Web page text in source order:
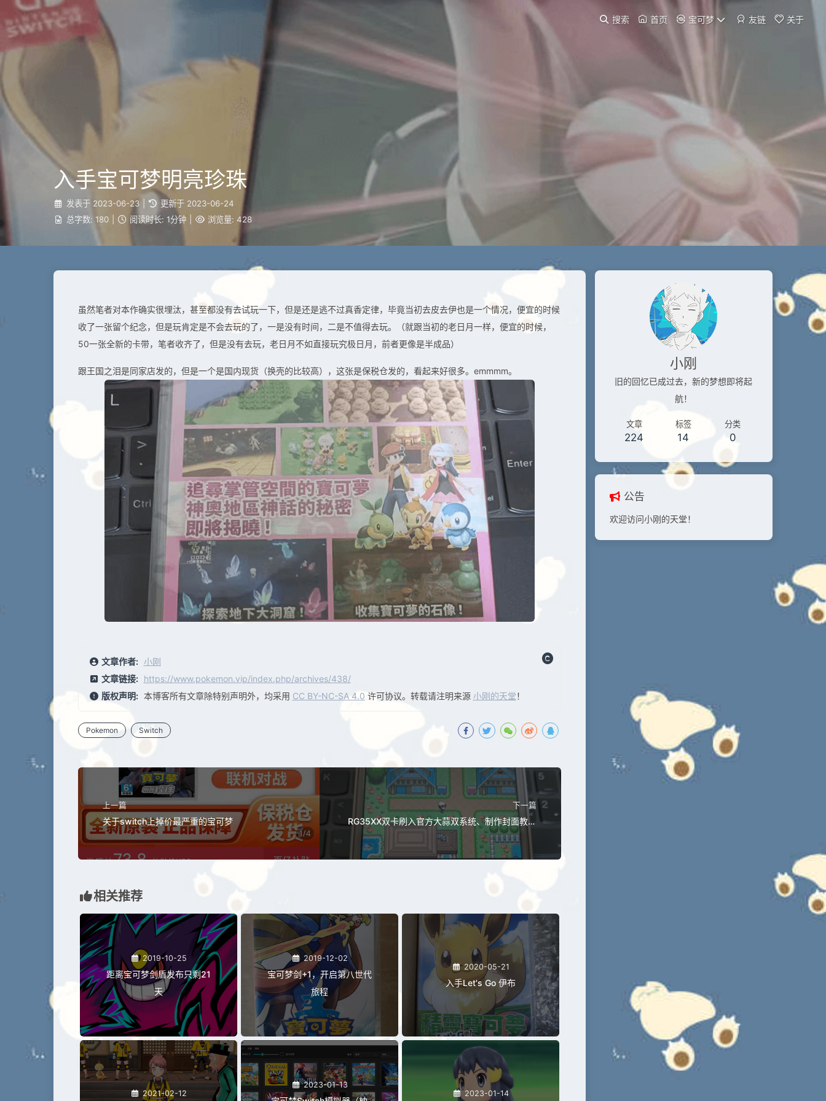
搜索 首页 宝可梦 友链 关于
入手宝可梦明亮珍珠
发表于 2023-06-23 更新于 2023-06-24
总字数: 180 阅读时长: 1分钟 浏览量: 428
虽然笔者对本作确实很埋汰，甚至都没有去试玩一下，但是还是逃不过真香定律，毕竟当初去皮去伊也是一个情况，便宜的时候
收了一张留个纪念，但是玩肯定是不会去玩的了，一是没有时间，二是不值得去玩。（就跟当初的老日月一样，便宜的时候，
50一张全新的卡带，笔者收齐了，但是没有去玩，老日月不如直接玩究极日月，前者更像是半成品）
跟王国之泪是同家店发的，但是一个是国内现货（换壳的比较高），这张是保税仓发的，看起来好很多。emmmm。
文章作者: 小刚
文章链接: https://www.pokemon.vip/index.php/archives/438/
版权声明: 本博客所有文章除特别声明外，均采用 CC BY-NC-SA 4.0 许可协议。转载请注明来源 小刚的天堂！
Pokemon Switch
上一篇
关于switch上掉价最严重的宝可梦
下一篇
RG35XX双卡刷入官方大蒜双系统、制作封面教程
记录
相关推荐
2019-10-25
距离宝可梦剑盾发布只剩21
天
2019-12-02
宝可梦剑+1，开启第八世代
旅程
2020-05-21
入手Let's Go 伊布
2021-02-12
2023-01-13
2023-01-14
小刚
旧的回忆已成过去，新的梦想即将起
航！
文章
224
标签
14
分类
0
公告
欢迎访问小刚的天堂！